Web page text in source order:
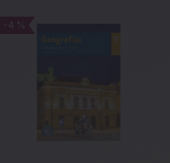
-4 %
-4 %